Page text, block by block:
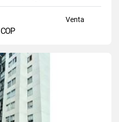
Venta
COP